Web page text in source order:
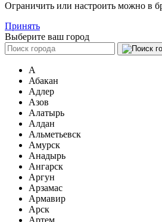
Ограничить или настроить можно в
Принять
Выберите ваш город
А
Абакан
Адлер
Азов
Алатырь
Алдан
Альметьевск
Амурск
Анадырь
Ангарск
Аргун
Арзамас
Армавир
Арск